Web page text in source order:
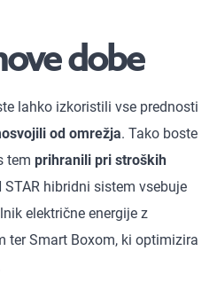
dobe
lahko izkoristili vse prednosti
od omrežja. Tako boste
tem prihranili pri stroških
STAR hibridni sistem vsebuje
električne energije z
ter Smart Boxom, ki optimizira